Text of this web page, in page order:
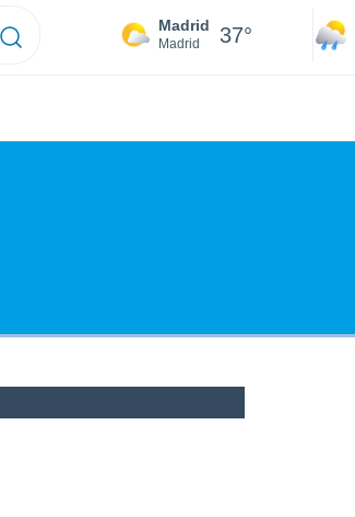
Madrid
Madrid 37°